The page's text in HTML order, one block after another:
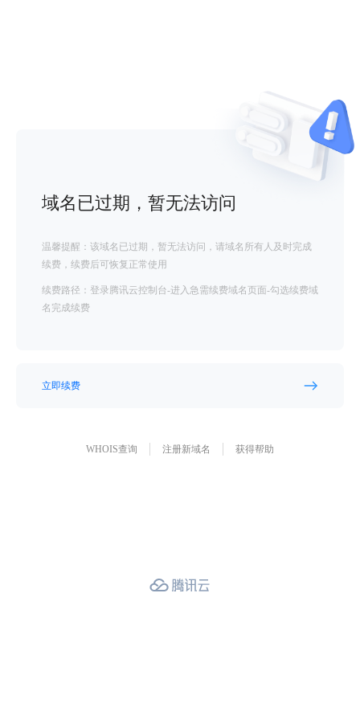
域名已过期，暂无法访问
温馨提醒：该域名已过期，暂无法访问，请域名所有人及时完成
续费，续费后可恢复正常使用
续费路径：登录腾讯云控制台-进入急需续费域名页面-勾选续费域
名完成续费
立即续费
WHOIS查询 注册新域名 获得帮助